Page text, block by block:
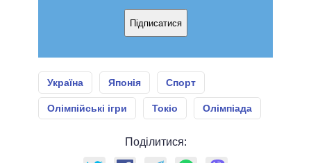
Підписатися
Україна Японія Спорт
Олімпійські ігри Токіо Олімпіада
Поділитися: